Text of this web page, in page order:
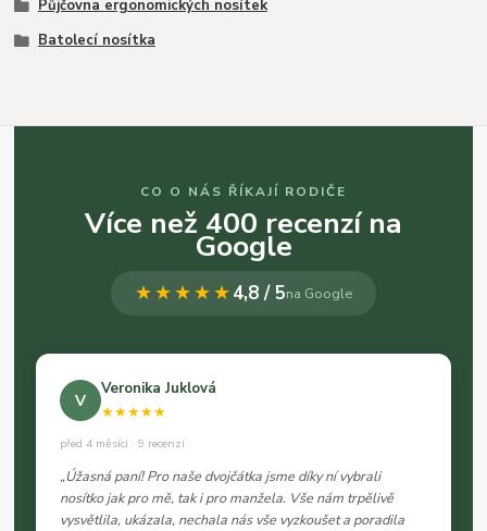
Půjčovna ergonomických nosítek
Batolecí nosítka
CO O NÁS ŘÍKAJÍ RODIČE
Více než 400 recenzí na
Google
★★★★★4,8 / 5na Google
V
Veronika Juklová
★★★★★
před 4 měsíci · 9 recenzí
„Úžasná paní! Pro naše dvojčátka jsme díky ní vybrali
nosítko jak pro mě, tak i pro manžela. Vše nám trpělivě
vysvětlila, ukázala, nechala nás vše vyzkoušet a poradila